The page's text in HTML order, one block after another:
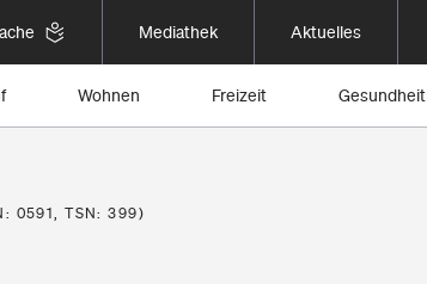
Mediathek Aktuelles
Wohnen Freizeit Gesundheit
0591, TSN: 399)